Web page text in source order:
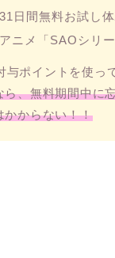
日間無料お試し体
ニメ「SAOシリ
ポイントを使っ
、無料期間中に
かからない！！